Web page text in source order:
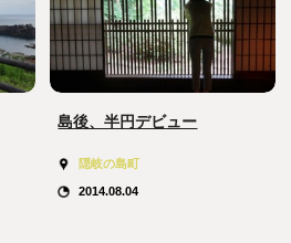
2014.08.04
隠岐の島町
島後、半円デビュー